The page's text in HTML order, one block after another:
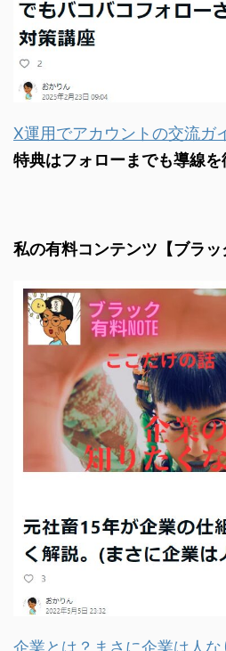
X運用でアカウントの交流ガ
特典はフォローまでも導線を
私の有料コンテンツ【ブラッ
企業とは？まさに企業は人な